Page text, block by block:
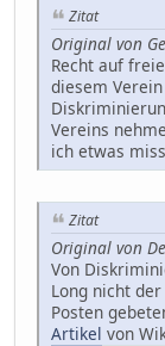
Zitat
Original von
Recht auf
diesem
Vereins
ich etwas
Zitat
Original von
Von
Long nicht
Posten
Artikel von